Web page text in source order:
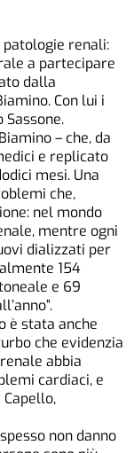
renali:
a partecipare
dalla
Con lui i
– che, da
e replicato
mesi. Una
che,
nel mondo
mentre ogni
dializzati per
154
e 69
è stata anche
che evidenzia
abbia
cardiaci, e
non danno